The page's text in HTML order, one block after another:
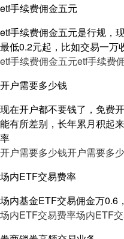
etf手续费佣金五元
etf手续费佣金五元是行规，
最低0.2元起，比如交易一万
etf手续费佣金五元etf手续费
开户需要多少钱
现在开户都不要钱了，免费
能有所差别，长年累月积起
率
开户需要多少钱开户需要多
场内ETF交易费率
场内基金ETF交易佣金万0.6
场内ETF交易费率场内ETF